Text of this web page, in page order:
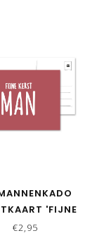
'FIJNE
MAN' - ROOD
€2,95